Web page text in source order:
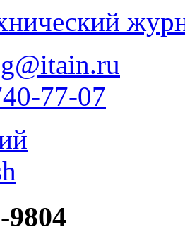
77-07
9804